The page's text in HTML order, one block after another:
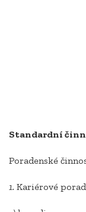
Standardní
Poradenské
1. Kariérové